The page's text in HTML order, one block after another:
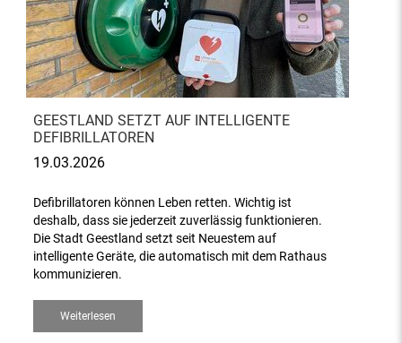
GEESTLAND SETZT AUF INTELLIGENTE
DEFIBRILLATOREN
19.03.2026
Defibrillatoren können Leben retten. Wichtig ist
deshalb, dass sie jederzeit zuverlässig funktionieren.
Die Stadt Geestland setzt seit Neuestem auf
intelligente Geräte, die automatisch mit dem Rathaus
kommunizieren.
Weiterlesen